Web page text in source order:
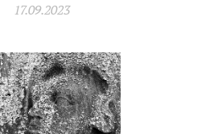
17.09.2023